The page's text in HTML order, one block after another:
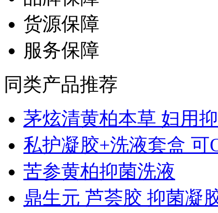
货源保障
服务保障
同类产品推荐
茅炫清黄柏本草 妇用
私护凝胶+洗液套盒 可
苦参黄柏抑菌洗液
鼎生元 芦荟胶 抑菌凝